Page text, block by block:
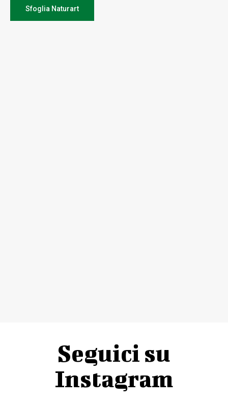
Sfoglia Naturart
Seguici su
Instagram